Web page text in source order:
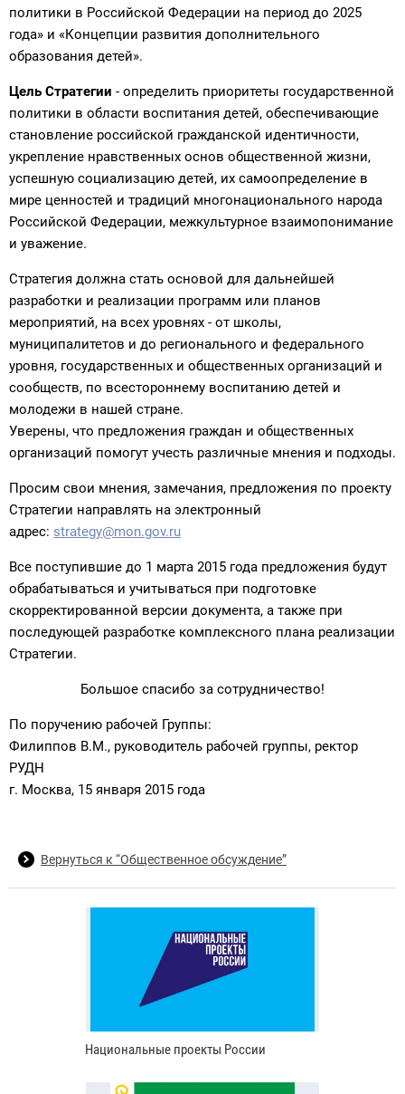
политики в Российской Федерации на период до 2025
года» и «Концепции развития дополнительного
образования детей».
Цель Стратегии - определить приоритеты государственной
политики в области воспитания детей, обеспечивающие
становление российской гражданской идентичности,
укрепление нравственных основ общественной жизни,
успешную социализацию детей, их самоопределение в
мире ценностей и традиций многонационального народа
Российской Федерации, межкультурное взаимопонимание
и уважение.
Стратегия должна стать основой для дальнейшей
разработки и реализации программ или планов
мероприятий, на всех уровнях - от школы,
муниципалитетов и до регионального и федерального
уровня, государственных и общественных организаций и
сообществ, по всестороннему воспитанию детей и
молодежи в нашей стране.
Уверены, что предложения граждан и общественных
организаций помогут учесть различные мнения и подходы.
Просим свои мнения, замечания, предложения по проекту
Стратегии направлять на электронный
адрес: strategy@mon.gov.ru
Все поступившие до 1 марта 2015 года предложения будут
обрабатываться и учитываться при подготовке
скорректированной версии документа, а также при
последующей разработке комплексного плана реализации
Стратегии.
Большое спасибо за сотрудничество!
По поручению рабочей Группы:
Филиппов В.М., руководитель рабочей группы, ректор
РУДН
г. Москва, 15 января 2015 года
Вернуться к “Общественное обсуждение”
Национальные проекты России